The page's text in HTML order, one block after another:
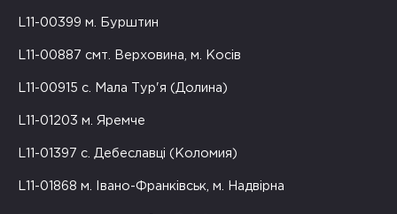
L11-00399 м. Бурштин
L11-00887 смт. Верховина, м. Косів
L11-00915 с. Мала Тур'я (Долина)
L11-01203 м. Яремче
L11-01397 с. Дебеславці (Коломия)
L11-01868 м. Івано-Франківськ, м. Надвірна